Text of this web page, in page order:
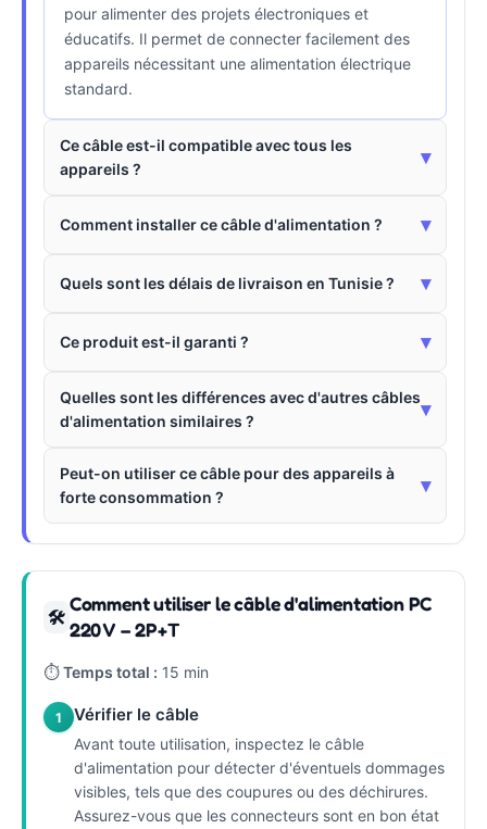
pour alimenter des projets électroniques et
éducatifs. Il permet de connecter facilement des
appareils nécessitant une alimentation électrique
standard.
Ce câble est-il compatible avec tous les
appareils ?
▾
Comment installer ce câble d'alimentation ? ▾
Quels sont les délais de livraison en Tunisie ? ▾
Ce produit est-il garanti ? ▾
Quelles sont les différences avec d'autres câbles
d'alimentation similaires ?
▾
Peut-on utiliser ce câble pour des appareils à
forte consommation ?
▾
🛠
Comment utiliser le câble d'alimentation PC
220 V – 2P+T
⏱Temps total : 15 min
1 Vérifier le câble
Avant toute utilisation, inspectez le câble
d'alimentation pour détecter d'éventuels dommages
visibles, tels que des coupures ou des déchirures.
Assurez-vous que les connecteurs sont en bon état